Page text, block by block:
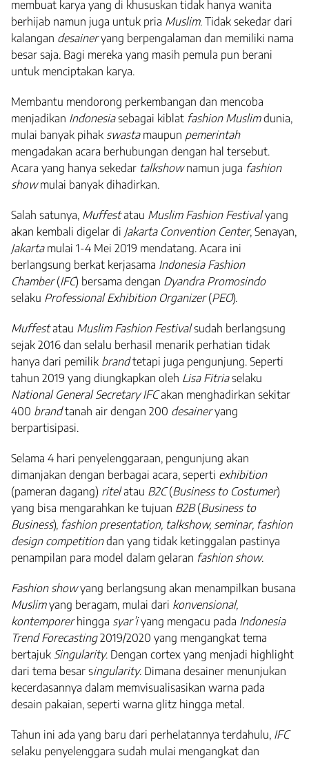
membuat karya yang di khususkan tidak hanya wanita
berhijab namun juga untuk pria Muslim. Tidak sekedar dari
kalangan desaineryang berpengalaman dan memiliki nama
besar saja. Bagi mereka yang masih pemula pun berani
untuk menciptakan karya.
Membantu mendorong perkembangan dan mencoba
menjadikan Indonesiasebagai kiblat fashion Muslimdunia,
mulai banyak pihak swasta maupun pemerintah
mengadakan acara berhubungan dengan hal tersebut.
Acara yang hanya sekedar talkshownamun juga fashion
showmulai banyak dihadirkan.
Salah satunya, Muffestatau Muslim Fashion Festivalyang
akan kembali digelar di Jakarta Convention Center, Senayan,
Jakarta mulai 1-4 Mei 2019 mendatang. Acara ini
berlangsung berkat kerjasama Indonesia Fashion
Chamber(IFC) bersama dengan Dyandra Promosindo
selaku Professional Exhibition Organizer(PEO).
Muffestatau Muslim Fashion Festivalsudah berlangsung
sejak 2016 dan selalu berhasil menarik perhatian tidak
hanya dari pemilik brandtetapi juga pengunjung. Seperti
tahun 2019 yang diungkapkan oleh Lisa Fitriaselaku
National General Secretary IFCakan menghadirkan sekitar
400 brandtanah air dengan 200 desaineryang
berpartisipasi.
Selama 4 hari penyelenggaraan, pengunjung akan
dimanjakan dengan berbagai acara, seperti exhibition
(pameran dagang) ritelatau B2C(Business to Costumer)
yang bisa mengarahkan ke tujuan B2B(Business to
Business), fashion presentation, talkshow, seminar, fashion
design competitiondan yang tidak ketinggalan pastinya
penampilan para model dalam gelaran fashion show.
Fashion showyang berlangsung akan menampilkan busana
Muslimyang beragam, mulai dari konvensional,
kontemporerhingga syar’iyang mengacu pada Indonesia
Trend Forecasting2019/2020 yang mengangkat tema
bertajuk Singularity. Dengan cortex yang menjadi highlight
dari tema besar singularity. Dimana desainer menunjukan
kecerdasannya dalam memvisualisasikan warna pada
desain pakaian, seperti warna glitz hingga metal.
Tahun ini ada yang baru dari perhelatannya terdahulu, IFC
selaku penyelenggara sudah mulai mengangkat dan